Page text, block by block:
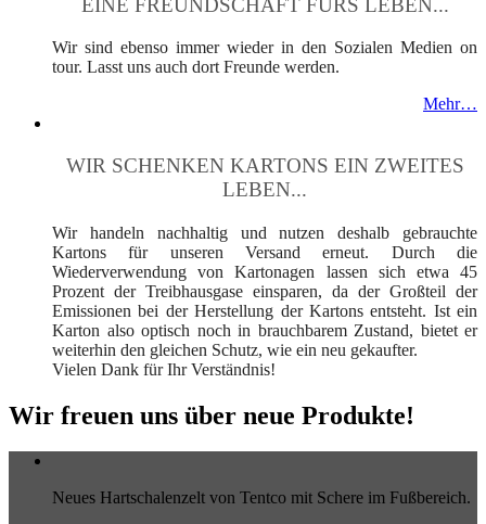
EINE FREUNDSCHAFT FÜRS LEBEN...
Wir sind ebenso immer wieder in den Sozialen Medien on
tour. Lasst uns auch dort Freunde werden.
Mehr…
WIR SCHENKEN KARTONS EIN ZWEITES
LEBEN...
Wir handeln nachhaltig und nutzen deshalb gebrauchte
Kartons für unseren Versand erneut. Durch die
Wiederverwendung von Kartonagen lassen sich etwa 45
Prozent der Treibhausgase einsparen, da der Großteil der
Emissionen bei der Herstellung der Kartons entsteht. Ist ein
Karton also optisch noch in brauchbarem Zustand, bietet er
weiterhin den gleichen Schutz, wie ein neu gekaufter.
Vielen Dank für Ihr Verständnis!
Wir freuen uns über neue Produkte!
Neues Hartschalenzelt von Tentco mit Schere im Fußbereich.